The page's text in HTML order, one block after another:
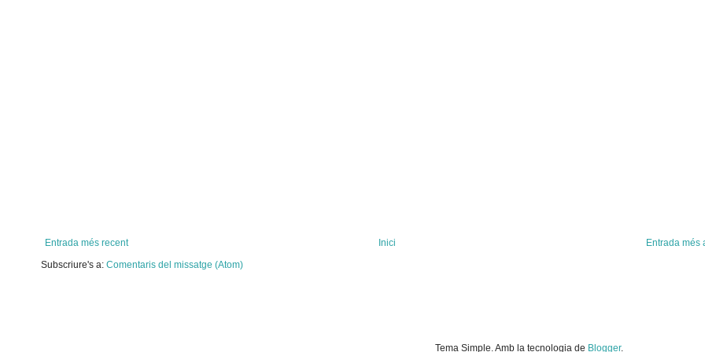
Entrada més recent Entrada més
Inici
Subscriure's a: Comentaris del missatge (Atom)
Tema Simple. Amb la tecnologia de Blogger.